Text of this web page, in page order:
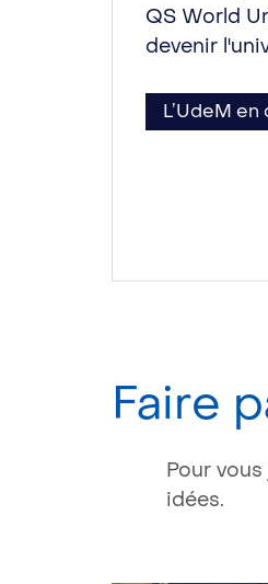
QS World
devenir
L’UdeM
Faire
Pour
idées.